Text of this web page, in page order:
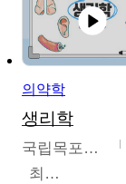
의약학
생리학
국립목포대학교
최소은